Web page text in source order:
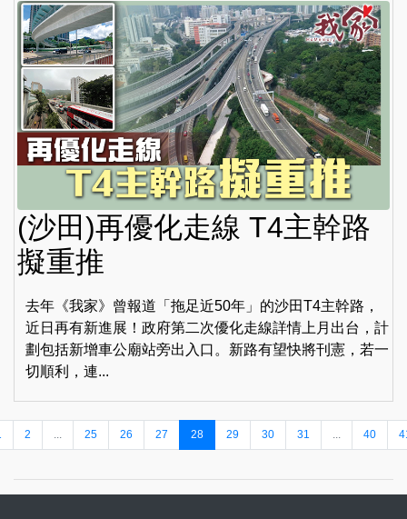
(沙田)再優化走線 T4主幹路
擬重推
去年《我家》曾報道「拖足近50年」的沙田T4主幹路，
近日再有新進展！政府第二次優化走線詳情上月出台，計
劃包括新增車公廟站旁出入口。新路有望快將刊憲，若一
切順利，連...
2 25 26 27 28 29 30 31 40